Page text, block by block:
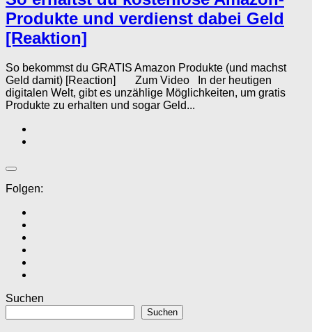
Produkte und verdienst dabei Geld
[Reaktion]
So bekommst du GRATIS Amazon Produkte (und machst
Geld damit) [Reaction] Zum Video In der heutigen
digitalen Welt, gibt es unzählige Möglichkeiten, um gratis
Produkte zu erhalten und sogar Geld...
Folgen:
Suchen
Suchen